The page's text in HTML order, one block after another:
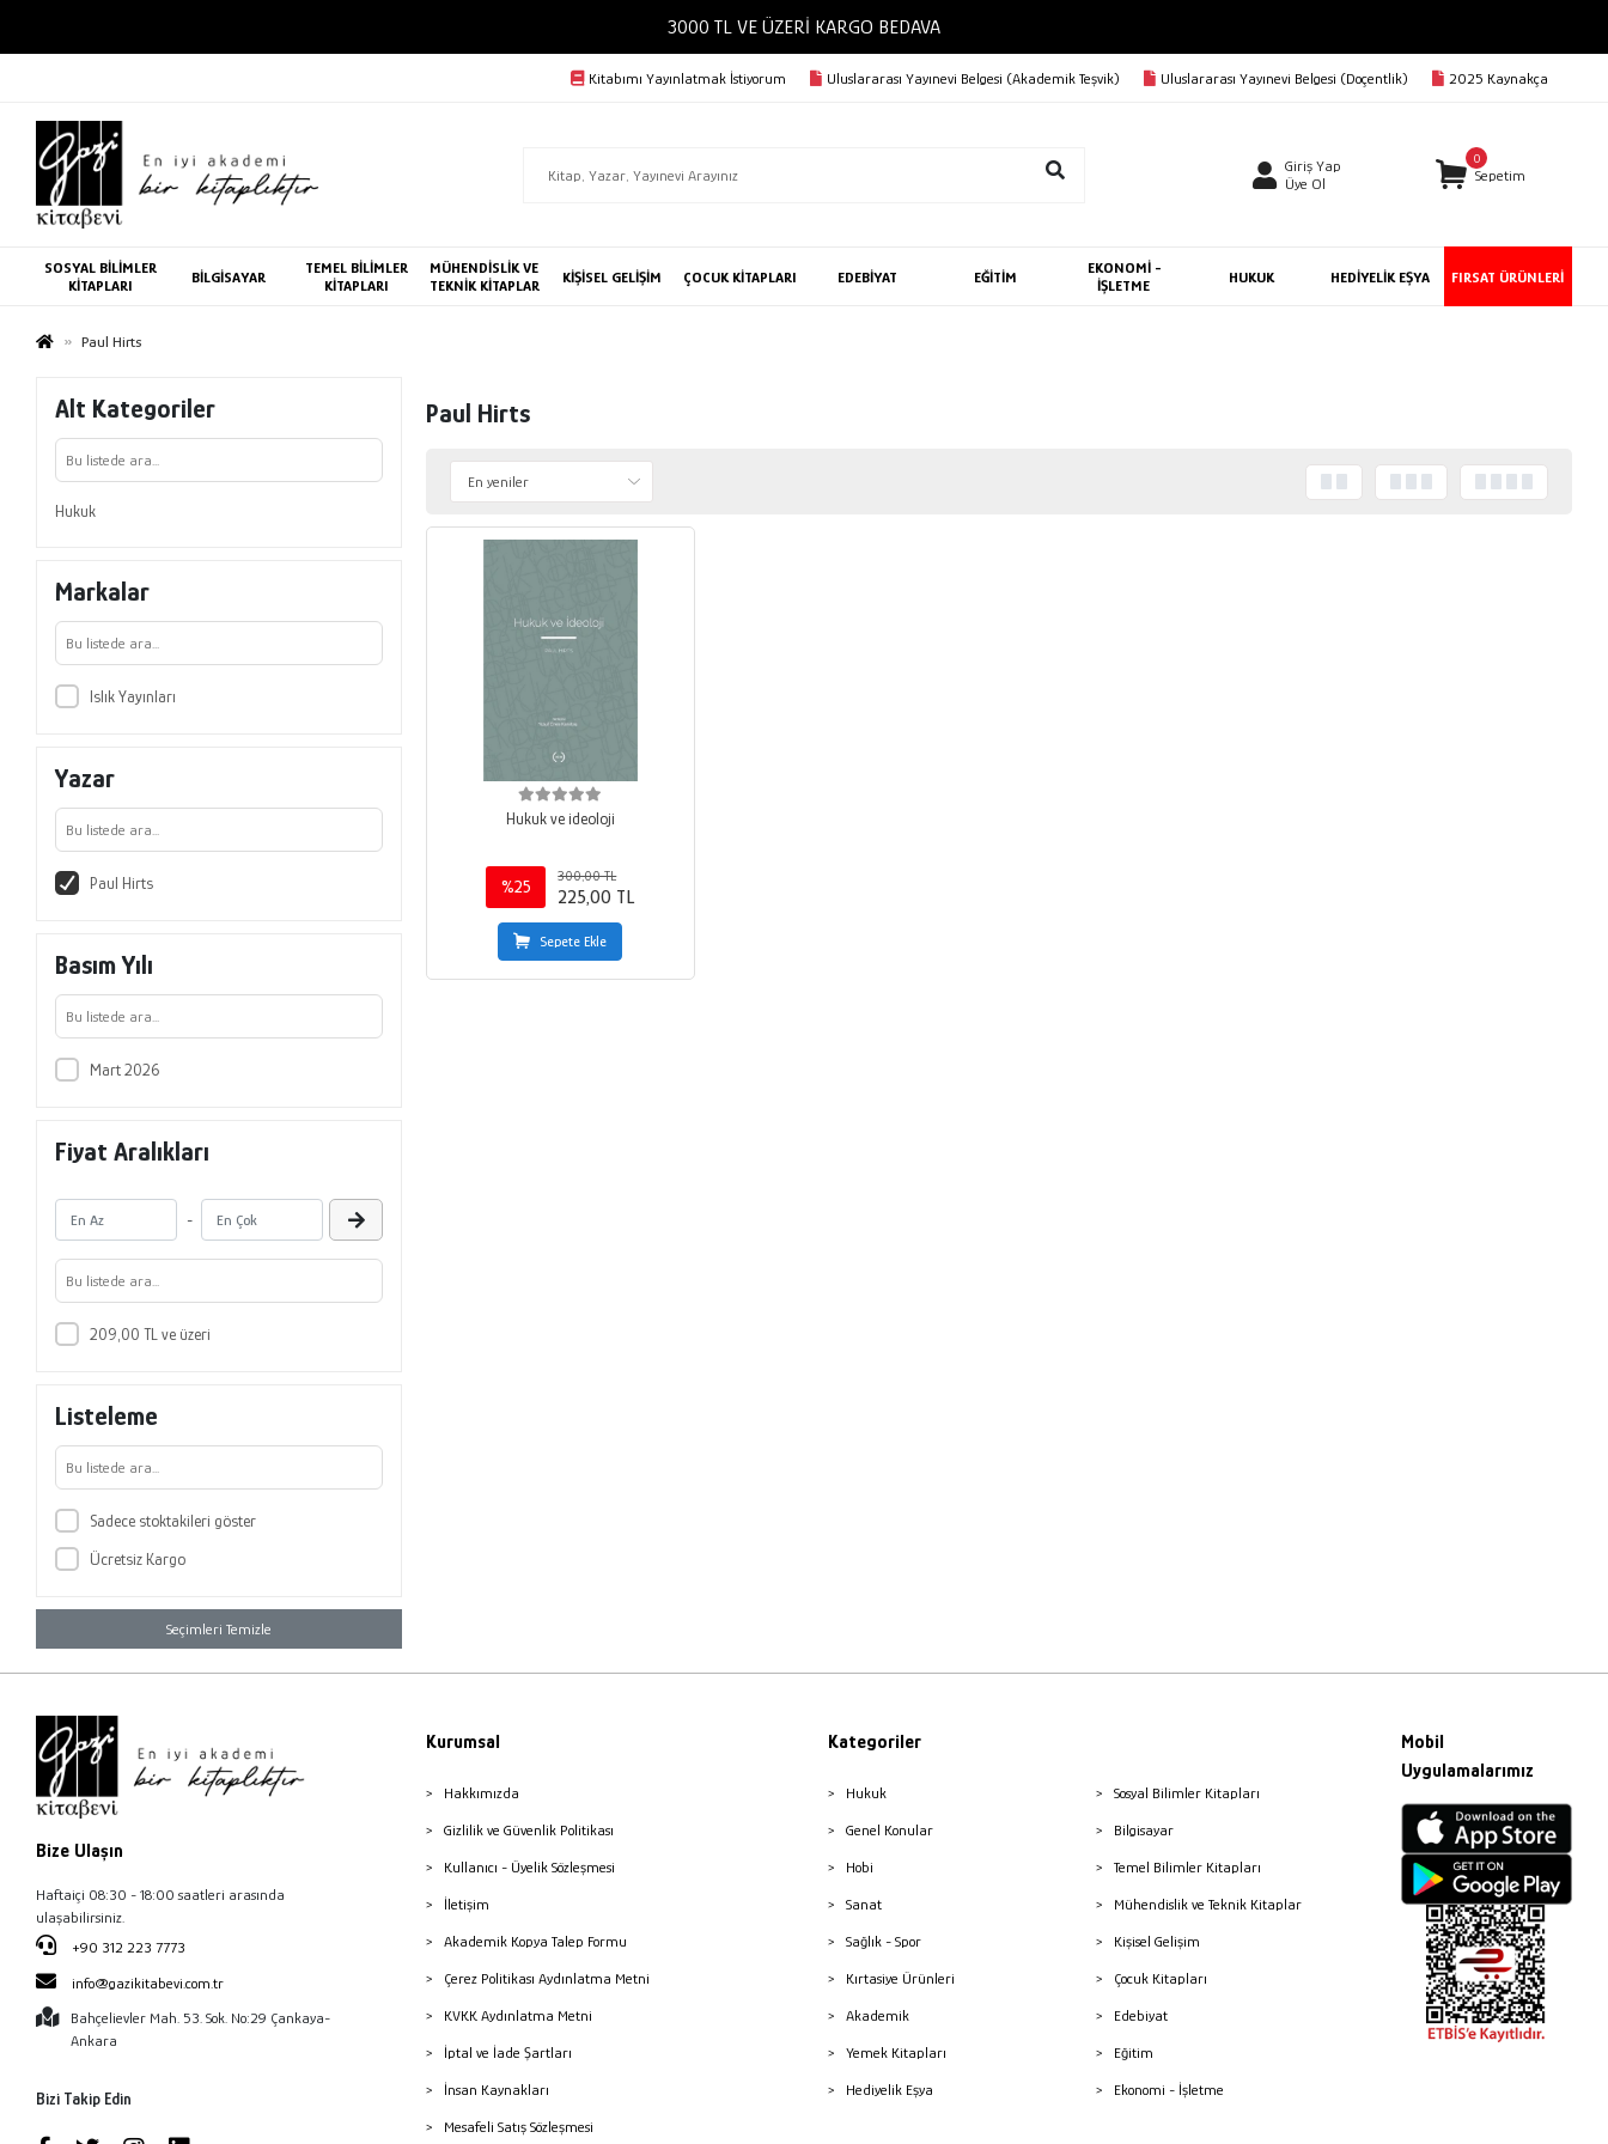
3000 TL VE ÜZERİ KARGO BEDAVA
Kitabımı Yayınlatmak İstiyorum Uluslararası Yayınevi Belgesi (Akademik Teşvik) Uluslararası Yayınevi Belgesi (Doçentlik) 2025 Kaynakça
Giriş Yap
Üye Ol
0
Sepetim
SOSYAL BİLİMLER
KİTAPLARI
BİLGİSAYAR
TEMEL BİLİMLER
KİTAPLARI
MÜHENDİSLİK VE
TEKNİK KİTAPLAR
KİŞİSEL GELİŞİM ÇOCUK KİTAPLARI EDEBİYAT EĞİTİM
EKONOMİ -
İŞLETME
HUKUK HEDİYELİK EŞYA FIRSAT ÜRÜNLERİ
Paul Hirts
Alt Kategoriler
Hukuk
Markalar
Islık Yayınları
Yazar
Paul Hirts
Basım Yılı
Mart 2026
Fiyat Aralıkları
-
209,00 TL ve üzeri
Listeleme
Sadece stoktakileri göster
Ücretsiz Kargo
Seçimleri Temizle
Paul Hirts
Hukuk ve ideoloji
%25
300,00 TL
225,00 TL
Sepete Ekle
Bize Ulaşın
Haftaiçi 08:30 - 18:00 saatleri arasında
ulaşabilirsiniz.
+90 312 223 7773
info@gazikitabevi.com.tr
Bahçelievler Mah. 53. Sok. No:29 Çankaya-
Ankara
Bizi Takip Edin
Kurumsal
Hakkımızda
Gizlilik ve Güvenlik Politikası
Kullanıcı - Üyelik Sözleşmesi
İletişim
Akademik Kopya Talep Formu
Çerez Politikası Aydınlatma Metni
KVKK Aydınlatma Metni
İptal ve İade Şartları
İnsan Kaynakları
Mesafeli Satış Sözleşmesi
Kategoriler
Hukuk
Genel Konular
Hobi
Sanat
Sağlık - Spor
Kırtasiye Ürünleri
Akademik
Yemek Kitapları
Hediyelik Eşya
Sosyal Bilimler Kitapları
Bilgisayar
Temel Bilimler Kitapları
Mühendislik ve Teknik Kitaplar
Kişisel Gelişim
Çocuk Kitapları
Edebiyat
Eğitim
Ekonomi - İşletme
Mobil
Uygulamalarımız